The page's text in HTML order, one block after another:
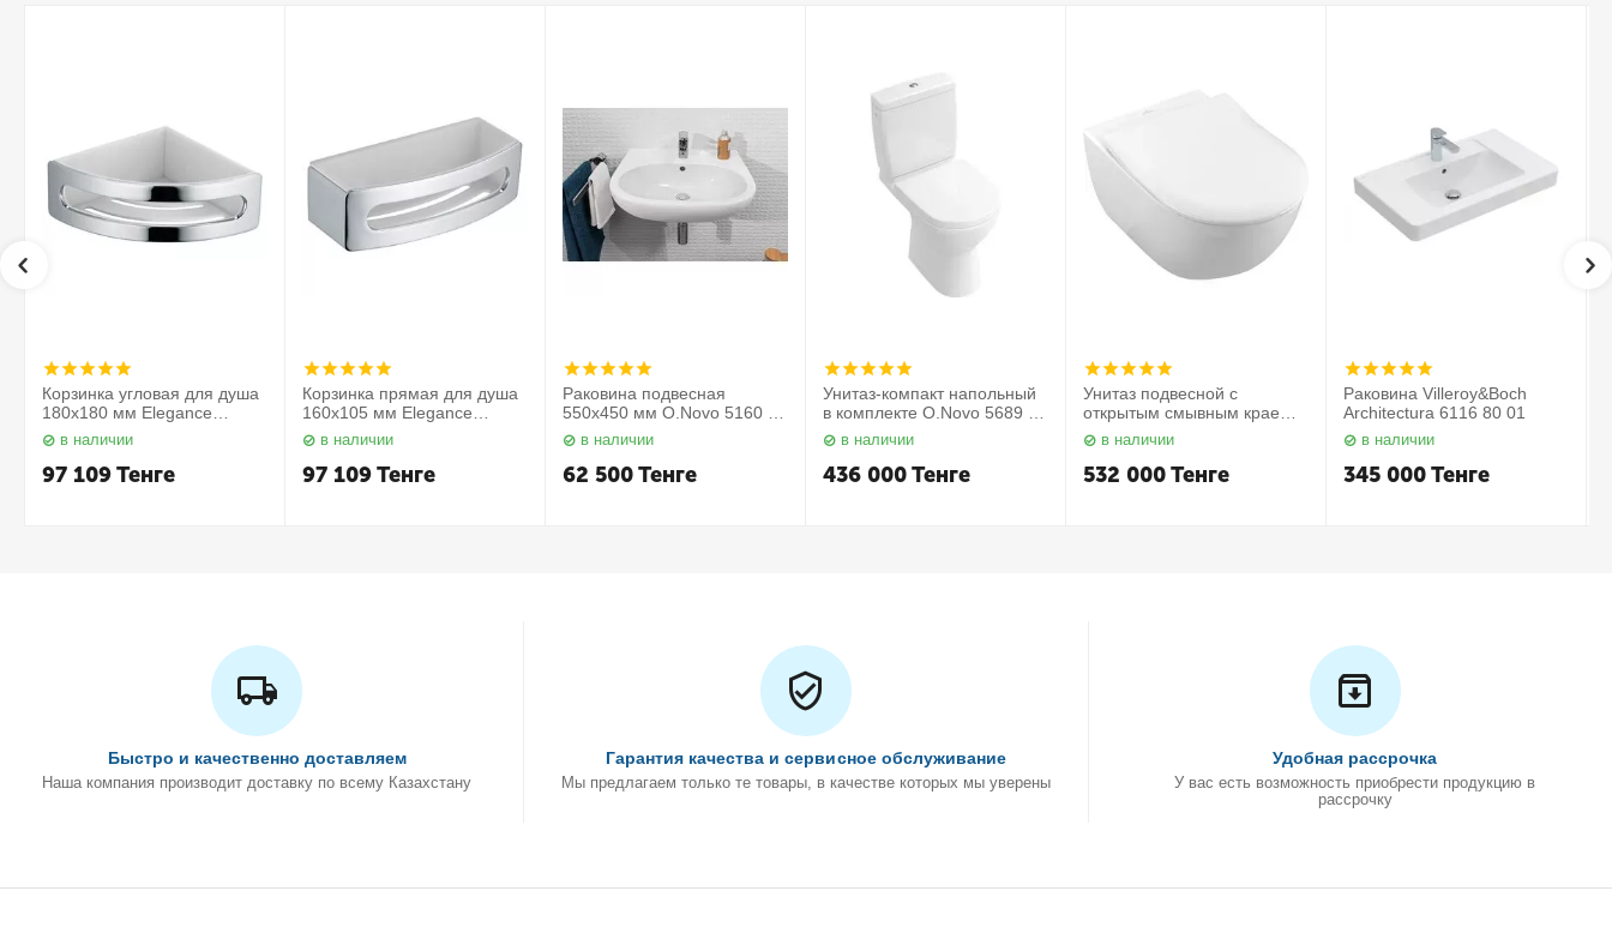
Корзинка угловая для душа
180х180 мм Elegance
11657010000 Keuco
в наличии
97 109Тенге
Корзинка прямая для душа
160х105 мм Elegance
11658010000 Keuco
в наличии
97 109Тенге
Раковина подвесная
550х450 мм O.Novo 5160 55
01 Villeroy&Boch
в наличии
62 500Тенге
Унитаз-компакт напольный
в комплекте O.Novo 5689 10
01 Villeroy&Boch
в наличии
436 000Тенге
Унитаз подвесной с
открытым смывным краем в
комплекте с сиденьем
Subway 2.0 5614 R2 01
Villeroy&Boch
в наличии
532 000Тенге
Раковина Villeroy&Boch
Architectura 6116 80 01
в наличии
345 000Тенге
Быстро и качественно доставляем
Наша компания производит доставку по всему Казахстану
Гарантия качества и сервисное обслуживание
Мы предлагаем только те товары, в качестве которых мы уверены
Удобная рассрочка
У вас есть возможность приобрести продукцию в
рассрочку